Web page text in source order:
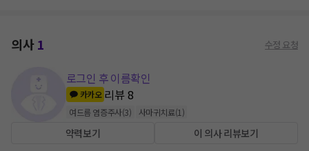
의사1 수정 요청
로그인 후 이름확인
카카오 리뷰8
여드름 염증주사(3) 사마귀치료(1 )
약력보기 이 의사 리뷰보기